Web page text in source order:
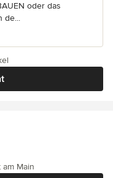
oder das
de...
Main